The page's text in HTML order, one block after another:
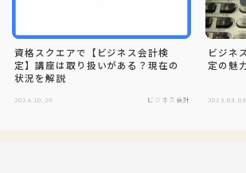
資格スクエアで【ビジネス会計検
定】講座は取り扱いがある？現在の
状況を解説
2024.10.29 ビジネス会計
ビジネ
定の魅
2023.03.03